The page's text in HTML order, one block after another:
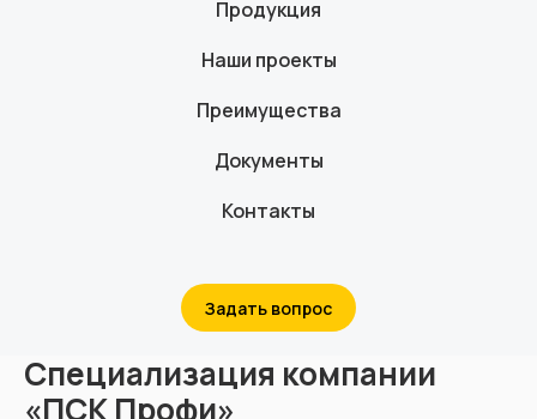
Продукция
Наши проекты
Преимущества
Документы
Контакты
Задать вопрос
Cпециализация компании
«ПСК Профи»